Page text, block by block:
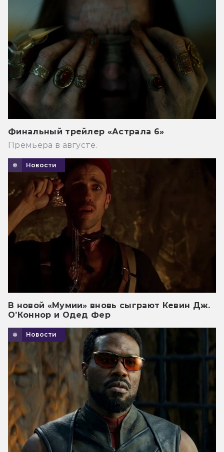
Финальный трейлер «Астрала 6»
Премьера в августе.
Новости
В новой «Мумии» вновь сыграют Кевин Дж.
О’Коннор и Одед Фер
Новости